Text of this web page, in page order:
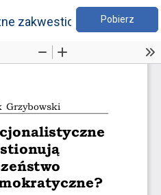
zakwestionują Pobierz